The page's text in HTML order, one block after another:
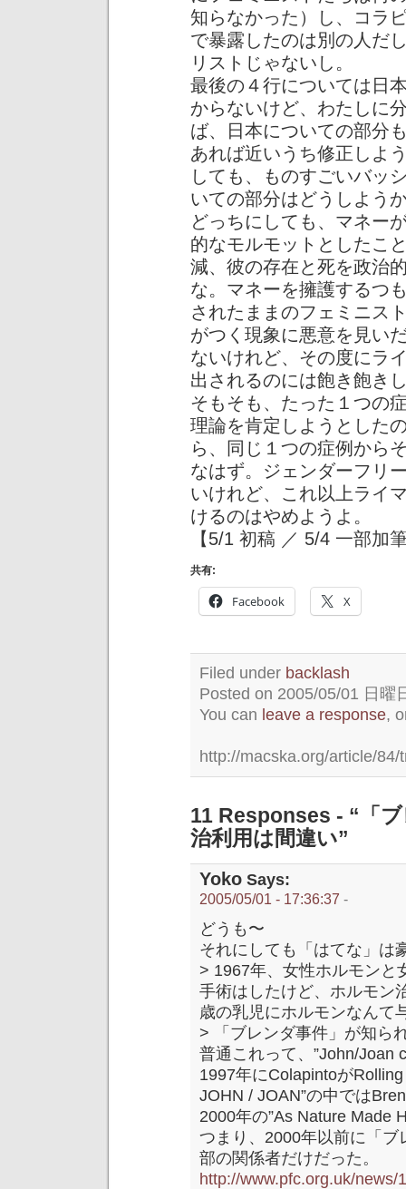
知らなかった）し、コラ
で暴露したのは別の人だ
リストじゃないし。
最後の４行については日
からないけど、わたしに
ば、日本についての部分
あれば近いうち修正しよ
しても、ものすごいバッ
いての部分はどうしよう
どっちにしても、マネー
的なモルモットとしたこ
減、彼の存在と死を政治
な。マネーを擁護するつ
されたままのフェミニス
がつく現象に悪意を見い
ないけれど、その度にラ
出されるのには飽き飽き
そもそも、たった１つの
理論を肯定しようとした
ら、同じ１つの症例から
なはず。ジェンダーフリ
いけれど、これ以上ライ
けるのはやめようよ。
【5/1 初稿 ／ 5/4 一部加
共有:
Facebook X
Filed under backlash
Posted on 2005/05/01 日曜
You can leave a response,
http://macska.org/article/84/
11 Responses - “「
治利用は間違い”
Yoko Says:
2005/05/01 - 17:36:37 -
どうも〜
それにしても「はてな」は
> 1967年、女性ホルモンと
手術はしたけど、ホルモン
歳の乳児にホルモンなんて
> 「ブレンダ事件」が知ら
普通これって、”John/Joan
1997年にColapintoが
JOHN / JOAN”の中では
2000年の”As Nature Made
つまり、2000年以前に「
部の関係者だけだった。
http://www.pfc.org.uk/news/